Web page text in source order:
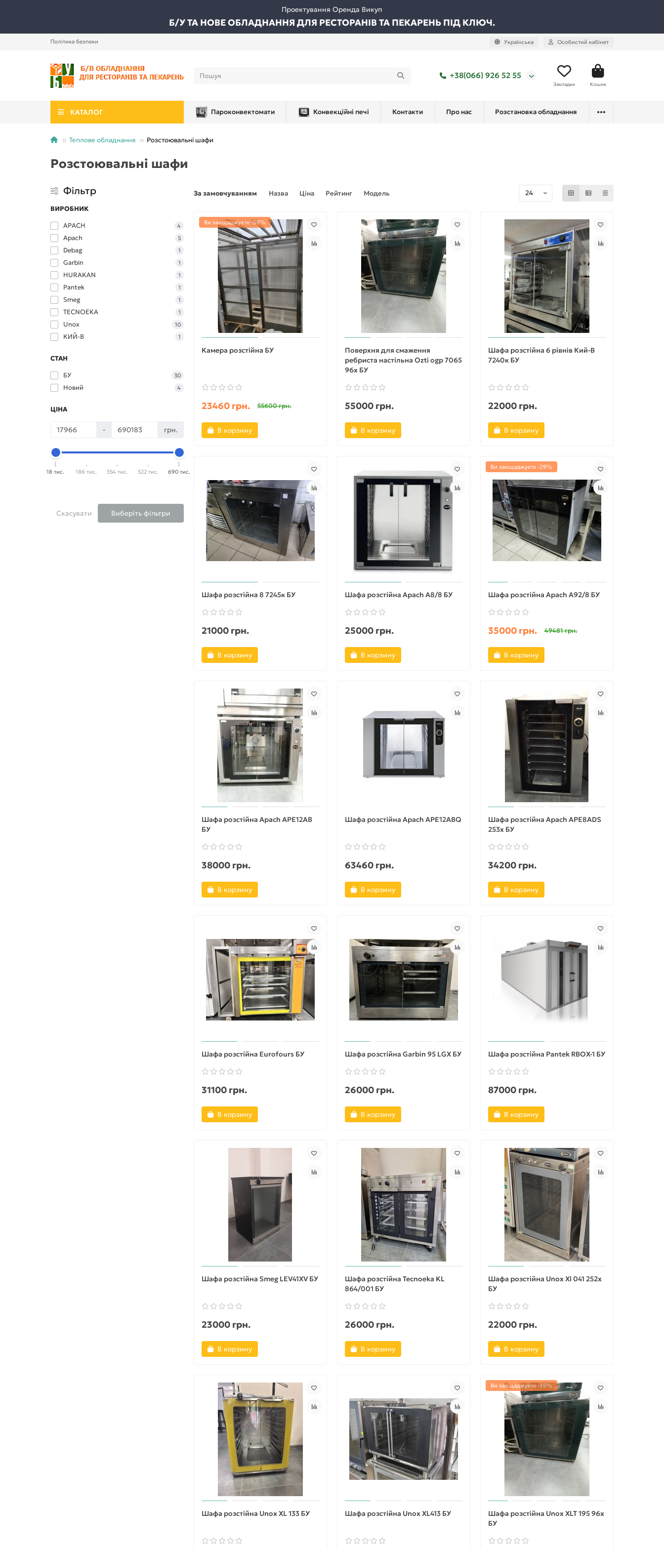
Проектування Оренда Викуп
Б/У ТА НОВЕ ОБЛАДНАННЯ ДЛЯ РЕСТОРАНІВ ТА ПЕКАРЕНЬ ПІД КЛЮЧ.
Політика безпеки Українська Особистий кабінет
+38(066) 926 52 55
Закладки Кошик
КАТАЛОГ Пароконвектомати Конвекційні печі Контакти Про нас Розстановка обладнання
Теплове обладнання Розстоювальні шафи
Розстоювальні шафи
Фільтр
ВИРОБНИК
APACH
4
Apach 5
Debag 1
Garbin 1
HURAKAN 1
Pantek 1
Smeg 1
TECNOEKA 1
Unox 10
КИЙ-В 1
СТАН
БУ
30
Новий 4
ЦІНА
- грн.
18 тис. 186 тис. 354 тис. 522 тис. 690 тис.
Скасувати Виберіть фільтри
За замовчуванням Назва Ціна Рейтинг Модель
Ви заощаджуєте -58%
Камера розстійна БУ
23460 грн. 55600 грн.
В корзину
Поверхня для смаження
ребриста настільна Оzti ogp 7065
96х БУ
55000 грн.
В корзину
Шафа розстійна 6 рівнів Кий-В
7240к БУ
22000 грн.
В корзину
Шафа розстійна 8 7245к БУ
21000 грн.
В корзину
Шафа розстійна Apach A8/8 БУ
25000 грн.
В корзину
Ви заощаджуєте -29%
Шафа розстійна Apach A92/8 БУ
35000 грн. 49481 грн.
В корзину
Шафа розстійна Apach APE12AB
БУ
38000 грн.
В корзину
Шафа розстійна Apach APE12ABQ
63460 грн.
В корзину
Шафа розстійна Apach APE8ADS
253х БУ
34200 грн.
В корзину
Шафа розстійна Eurofours БУ
31100 грн.
В корзину
Шафа розстійна Garbin 95 LGX БУ
26000 грн.
В корзину
Шафа розстійна Pantek RBOX-1 БУ
87000 грн.
В корзину
Шафа розстійна Smeg LEV41XV БУ
23000 грн.
В корзину
Шафа розстійна Tecnoeka KL
864/001 БУ
26000 грн.
В корзину
Шафа розстійна Unox Xl 041 252х
БУ
22000 грн.
В корзину
Шафа розстійна Unox XL 133 БУ Шафа розстійна Unox XL413 БУ
Ви заощаджуєте -35%
Шафа розстійна Unox XLT 195 96х
БУ